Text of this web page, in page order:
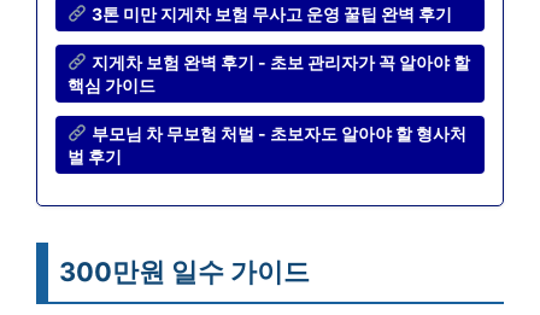
3톤 미만 지게차 보험 무사고 운영 꿀팁 완벽 후기
지게차 보험 완벽 후기 - 초보 관리자가 꼭 알아야 할
핵심 가이드
부모님 차 무보험 처벌 - 초보자도 알아야 할 형사처
벌 후기
300만원 일수 가이드